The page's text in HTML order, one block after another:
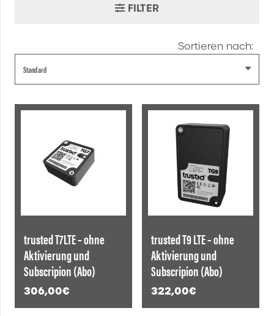
FILTER
Sortieren nach:
trusted T7LTE – ohne
Aktivierung und
Subscripion (Abo)
306,00€
trusted T9 LTE – ohne
Aktivierung und
Subscripion (Abo)
322,00€